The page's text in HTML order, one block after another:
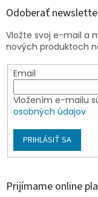
Odoberať
Vložte svoj e-mail a
nových produktoch
Email
Vložením e-mailu
osobných údajov
PRIHLÁSIŤ SA
Prijímame online